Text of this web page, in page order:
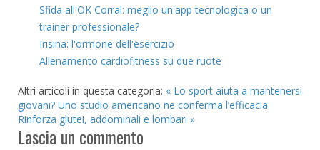
Sfida all'OK Corral: meglio un'app tecnologica o un
trainer professionale?
Irisina: l'ormone dell'esercizio
Allenamento cardiofitness su due ruote
Altri articoli in questa categoria: « Lo sport aiuta a mantenersi
giovani? Uno studio americano ne conferma l’efficacia
Rinforza glutei, addominali e lombari »
Lascia un commento